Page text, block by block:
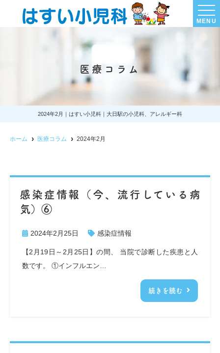
MENU
医療コラム
2024年2月｜はすい小児科｜大日駅の小児科、アレルギー科
ホーム 医療コラム 2024年2月
感染症情報（今、流行している病
気）⑥
2024年2月25日 感染症情報
【2月19日～2月25日】の間、 当院で診断した疾患と人
数です。 ①インフルエン…
続きを読む